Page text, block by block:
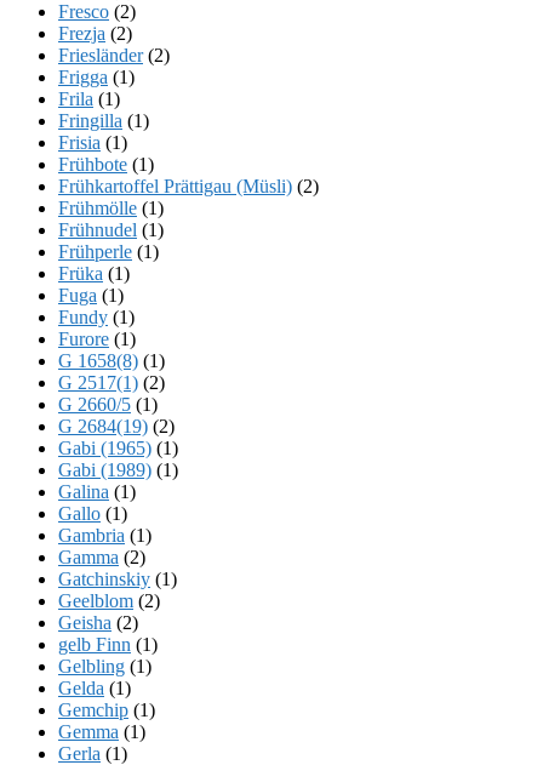
Fresco (2)
Frezja (2)
Friesländer(2)
Frigga (1)
Frila (1)
Fringilla (1)
Frisia (1)
Frühbote (1)
Frühkartoffel Prättigau (Müsli) (2)
Frühmölle (1)
Frühnudel (1)
Frühperle (1)
Früka (1)
Fuga (1)
Fundy (1)
Furore (1)
G 1658(8) (1)
G 2517(1) (2)
G 2660/5 (1)
G 2684(19) (2)
Gabi (1965) (1)
Gabi (1989) (1)
Galina (1)
Gallo (1)
Gambria (1)
Gamma (2)
Gatchinskiy (1)
Geelblom (2)
Geisha (2)
gelb Finn (1)
Gelbling (1)
Gelda (1)
Gemchip (1)
Gemma (1)
Gerla (1)